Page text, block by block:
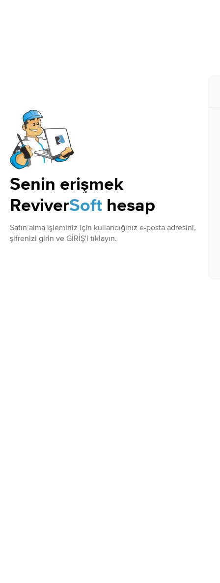
Senin erişmek
ReviverSoft hesap
Satın alma işleminiz için kullandığınız e-posta adresini,
şifrenizi girin ve GİRİŞ'i tıklayın.